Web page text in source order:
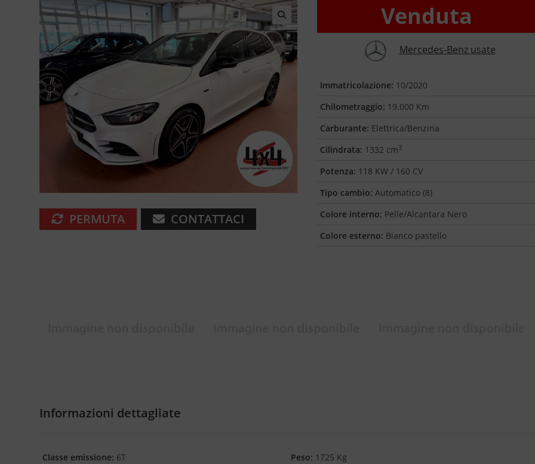
🔍
PERMUTA CONTATTACI
Venduta
Mercedes-Benz usate
Immatricolazione: 10/2020
Chilometraggio: 19.000 Km
Carburante: Elettrica/Benzina
Cilindrata: 1332 cm3
Potenza: 118 KW / 160 CV
Tipo cambio: Automatico (8)
Colore interno: Pelle/Alcantara Nero
Colore esterno: Bianco pastello
Informazioni dettagliate
Classe emissione: 6T
Peso: 1725 Kg